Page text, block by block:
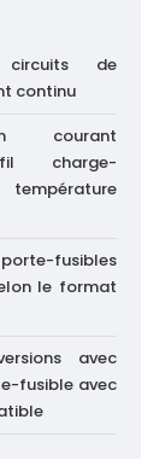
circuits de
continu
courant
charge-
fusibles
le format
avec
fusible avec